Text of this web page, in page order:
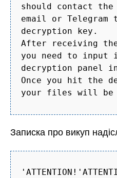
should contact
email or Telegram
decryption key.
After receiving
you need to
decryption panel
Once you hit the
your files will be
Записка про викуп